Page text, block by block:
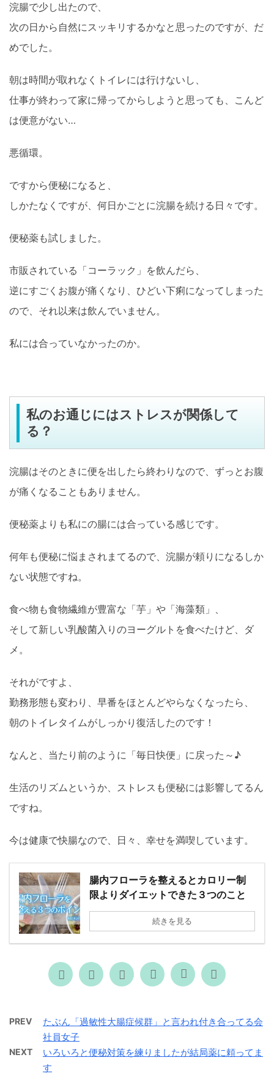
浣腸で少し出たので、
次の日から自然にスッキリするかなと思ったのですが、だ
めでした。
朝は時間が取れなくトイレには行けないし、
仕事が終わって家に帰ってからしようと思っても、こんど
は便意がない…
悪循環。
ですから便秘になると、
しかたなくですが、何日かごとに浣腸を続ける日々です。
便秘薬も試しました。
市販されている「コーラック」を飲んだら、
逆にすごくお腹が痛くなり、ひどい下痢になってしまった
ので、それ以来は飲んでいません。
私には合っていなかったのか。
私のお通じにはストレスが関係して
る？
浣腸はそのときに便を出したら終わりなので、ずっとお腹
が痛くなることもありません。
便秘薬よりも私にの腸には合っている感じです。
何年も便秘に悩まされまてるので、浣腸が頼りになるしか
ない状態ですね。
食べ物も食物繊維が豊富な「芋」や「海藻類」、
そして新しい乳酸菌入りのヨーグルトを食べたけど、ダ
メ。
それがですよ、
勤務形態も変わり、早番をほとんどやらなくなったら、
朝のトイレタイムがしっかり復活したのです！
なんと、当たり前のように「毎日快便」に戻った～♪
生活のリズムというか、ストレスも便秘には影響してるん
ですね。
今は健康で快腸なので、日々、幸せを満喫しています。
腸内フローラを整えるとカロリー制
限よりダイエットできた３つのこと
続きを見る
PREV
たぶん「過敏性大腸症候群」と言われ付き合ってる会
社員女子
NEXT
いろいろと便秘対策を練りましたが結局薬に頼ってま
す